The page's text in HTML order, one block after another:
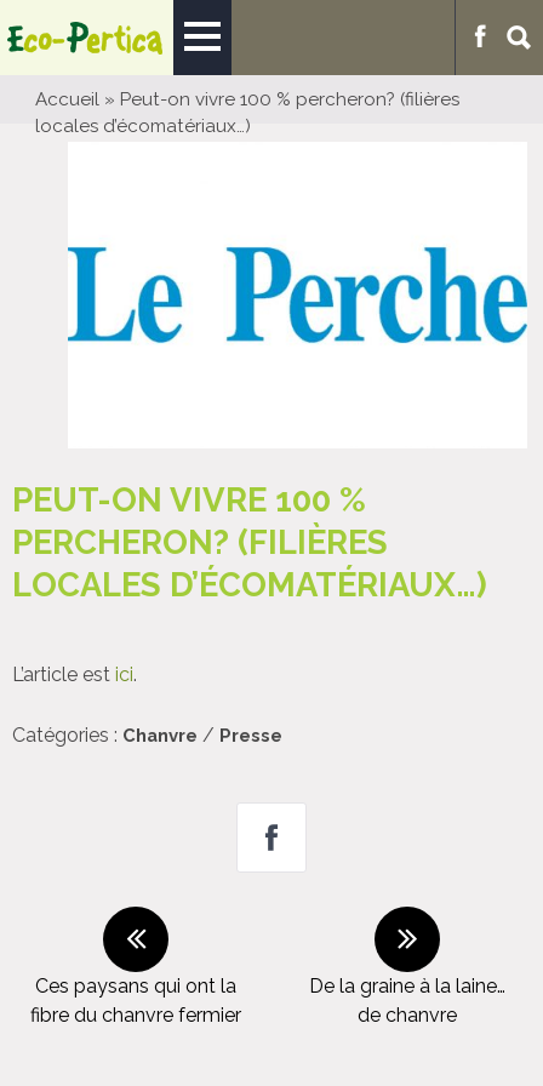
Accueil » Peut-on vivre 100 % percheron? (filières
locales d’écomatériaux…)
PEUT-ON VIVRE 100 %
PERCHERON? (FILIÈRES
LOCALES D’ÉCOMATÉRIAUX…)
L’article est ici.
Catégories : Chanvre / Presse
Ces paysans qui ont la
fibre du chanvre fermier
De la graine à la laine…
de chanvre